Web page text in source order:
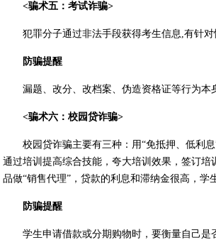
<骗术五：考试诈骗>
犯罪分子通过非法手段获得考生信息,有针对
防骗提醒
漏题、改分、改档案、伪造资格证等行为本
<骗术六：校园贷诈骗>
校园贷诈骗主要有三种：用“免抵押、低利
通过培训提高综合技能，夸大培训效果，签订
品做“销售代理”，贷款的利息和滞纳金很高，学
防骗提醒
学生申请借款或分期购物时，要衡量自己